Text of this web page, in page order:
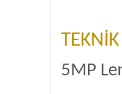
5MP